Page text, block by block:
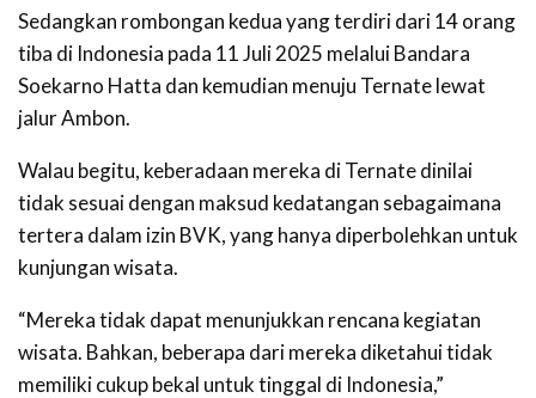
Sedangkan rombongan kedua yang terdiri dari 14 orang
tiba di Indonesia pada 11 Juli 2025 melalui Bandara
Soekarno Hatta dan kemudian menuju Ternate lewat
jalur Ambon.
Walau begitu, keberadaan mereka di Ternate dinilai
tidak sesuai dengan maksud kedatangan sebagaimana
tertera dalam izin BVK, yang hanya diperbolehkan untuk
kunjungan wisata.
“Mereka tidak dapat menunjukkan rencana kegiatan
wisata. Bahkan, beberapa dari mereka diketahui tidak
memiliki cukup bekal untuk tinggal di Indonesia,”